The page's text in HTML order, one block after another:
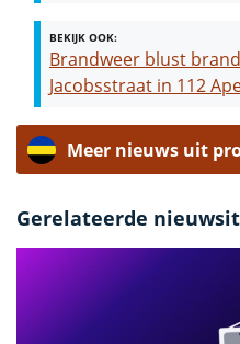
BEKIJK OOK:
Brandweer blust
Jacobsstraat in 112
Meer nieuws uit
Gerelateerde